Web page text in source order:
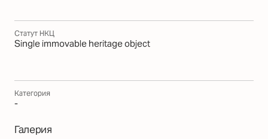
Статут НКЦ
Single immovable heritage object
Категория
-
Галерия